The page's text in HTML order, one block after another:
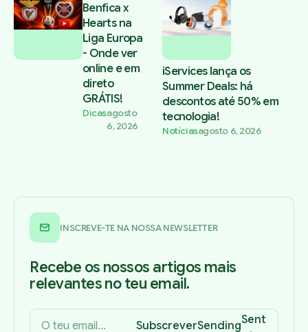
Benfica x
Hearts na
Liga Europa
- Onde ver
online e em
direto
GRÁTIS!
Dicasagosto
6, 2026
iServices lança os
Summer Deals: há
descontos até 50% em
tecnologia!
Notíciasagosto 6, 2026
INSCREVE-TE NA NOSSA NEWSLETTER
Recebe os nossos artigos mais
relevantes no teu email.
SubscreverSendingSent